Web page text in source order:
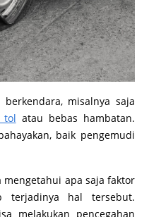
misalnya saja
tol atau bebas hambatan.
baik pengemudi
mengetahui apa saja faktor
terjadinya hal tersebut.
melakukan pencegahan